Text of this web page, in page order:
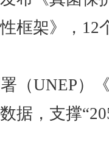
框架》， 12
（UNEP）
据，支撑